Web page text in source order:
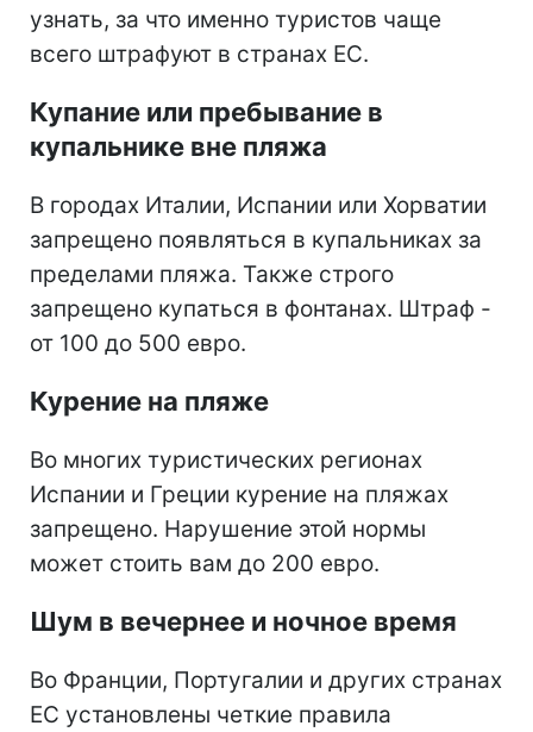
узнать, за что именно туристов чаще
всего штрафуют в странах ЕС.
Купание или пребывание в
купальнике вне пляжа
В городах Италии, Испании или Хорватии
запрещено появляться в купальниках за
пределами пляжа. Также строго
запрещено купаться в фонтанах. Штраф -
от 100 до 500 евро.
Курение на пляже
Во многих туристических регионах
Испании и Греции курение на пляжах
запрещено. Нарушение этой нормы
может стоить вам до 200 евро.
Шум в вечернее и ночное время
Во Франции, Португалии и других странах
ЕС установлены четкие правила